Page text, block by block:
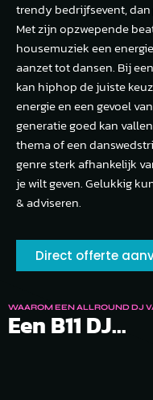
trendy bedrijfsevent,
Met zijn opzwepende
housemuziek een
aanzet tot dansen. Bij
kan hiphop de juiste
energie en een gevoel
generatie goed kan
thema of een
genre sterk afhankelijk
je wilt geven. Gelukkig
& adviseren.
Direct offerte
WAAROM EEN ALLROUND DJ
Een B11 DJ...